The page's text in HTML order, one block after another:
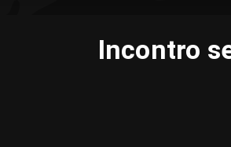
Incontro